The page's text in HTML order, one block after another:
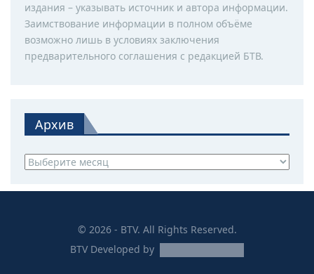
издания – указывать источник и автора информации.
Заимствование информации в полном объёме
возможно лишь в условиях заключения
предварительного соглашения с редакцией БТВ.
Архив
Архив
© 2026 - BTV. All Rights Reserved.
BTVDeveloped by